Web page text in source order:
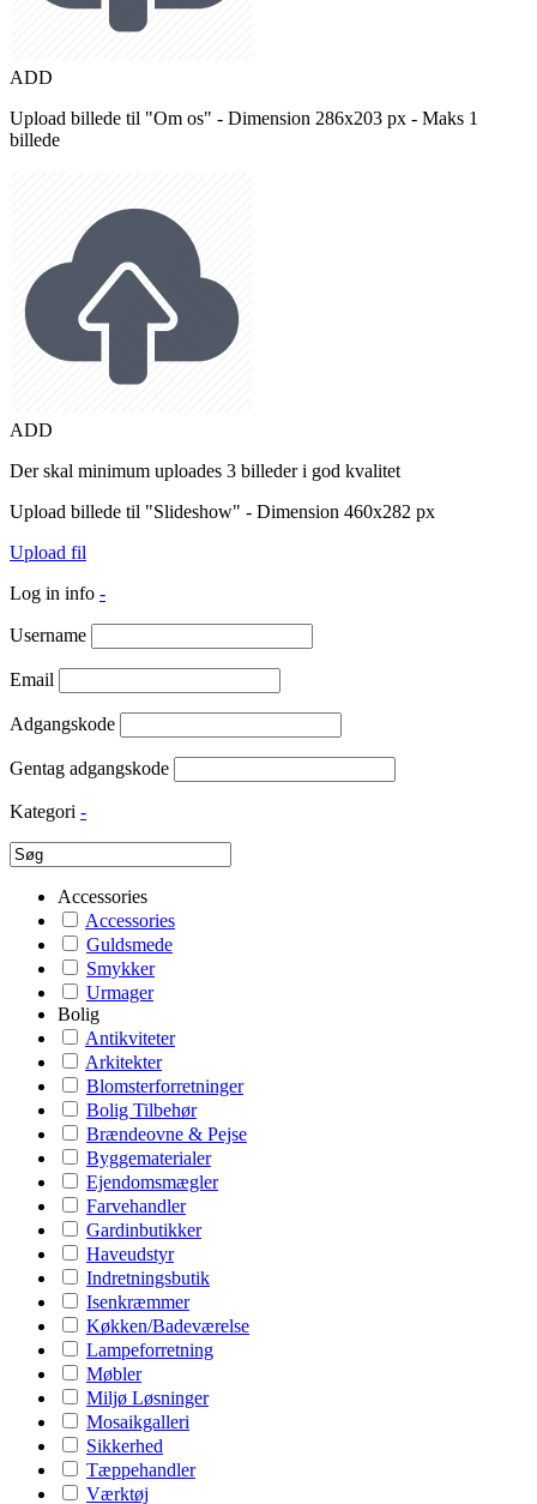
ADD
Upload billede til "Om os" - Dimension 286x203 px - Maks 1
billede
ADD
Der skal minimum uploades 3 billeder i god kvalitet
Upload billede til "Slideshow" - Dimension 460x282 px
Upload fil
Log in info -
Username
Email
Adgangskode
Gentag adgangskode
Kategori -
Accessories
Accessories
Guldsmede
Smykker
Urmager
Bolig
Antikviteter
Arkitekter
Blomsterforretninger
Bolig Tilbehør
Brændeovne & Pejse
Byggematerialer
Ejendomsmægler
Farvehandler
Gardinbutikker
Haveudstyr
Indretningsbutik
Isenkræmmer
Køkken/Badeværelse
Lampeforretning
Møbler
Miljø Løsninger
Mosaikgalleri
Sikkerhed
Tæppehandler
Værktøj